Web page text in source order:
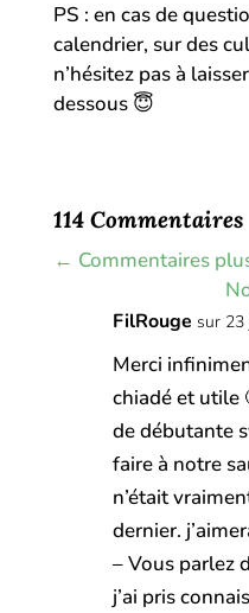
PS : en cas de
calendrier, sur des
n’hésitez pas à
dessous 😇
114 Commentaires
← Commentaires
FilRouge sur 23
Merci
chiadé et utile
de débutante
faire à notre
n’était
dernier.
– Vous parlez
j’ai pris